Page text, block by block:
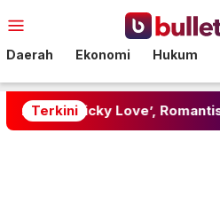
ke
Mobile
Daerah Ekonomi Hukum
Terkini
Love’, Romantis Penuh Misteri